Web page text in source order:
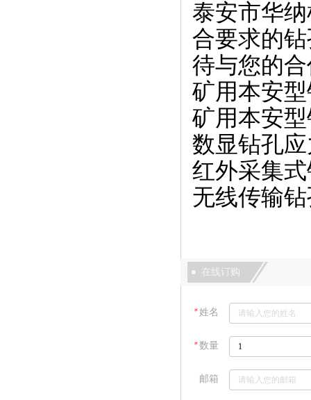
泰安市华
合要求的
待与您的
矿用本安
矿用本安
数显钻孔
红外采集
无线传输
在线订购
＊姓名
＊数量
邮箱